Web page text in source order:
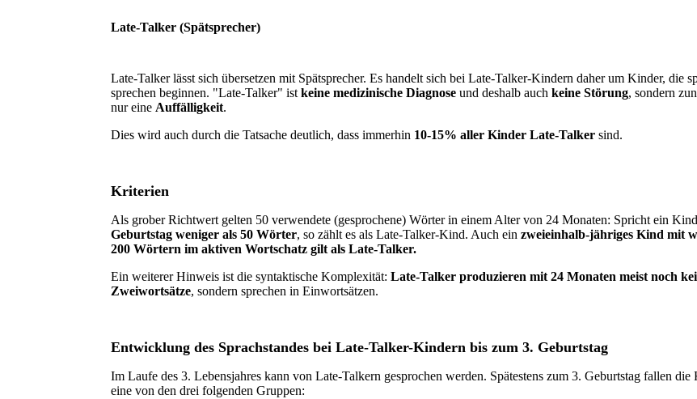
Late-Talker (Spätsprecher)
Late-Talker lässt sich übersetzen mit Spätsprecher. Es handelt sich bei Late-Talker-Kindern daher um Kinder, die
sprechen beginnen. "Late-Talker" ist keine medizinische Diagnose und deshalb auch keine Störung, sondern
nur eine Auffälligkeit.
Dies wird auch durch die Tatsache deutlich, dass immerhin 10-15% aller Kinder Late-Talker sind.
Kriterien
Als grober Richtwert gelten 50 verwendete (gesprochene) Wörter in einem Alter von 24 Monaten: Spricht ein Kind
Geburtstag weniger als 50 Wörter, so zählt es als Late-Talker-Kind. Auch ein zweieinhalb-jähriges Kind mit
200 Wörtern im aktiven Wortschatz gilt als Late-Talker.
Ein weiterer Hinweis ist die syntaktische Komplexität: Late-Talker produzieren mit 24 Monaten meist noch
Zweiwortsätze, sondern sprechen in Einwortsätzen.
Entwicklung des Sprachstandes bei Late-Talker-Kindern bis zum 3. Geburtstag
Im Laufe des 3. Lebensjahres kann von Late-Talkern gesprochen werden. Spätestens zum 3. Geburtstag fallen die
eine von den drei folgenden Gruppen: